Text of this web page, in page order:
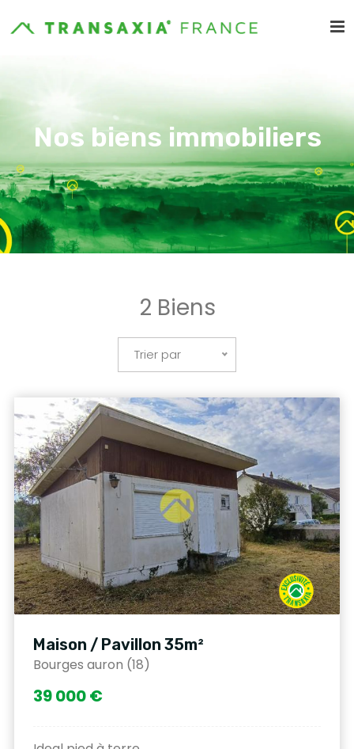
Nos biens immobiliers
2 Biens
Trier par
Maison / Pavillon 35m²
Bourges auron (18)
39 000 €